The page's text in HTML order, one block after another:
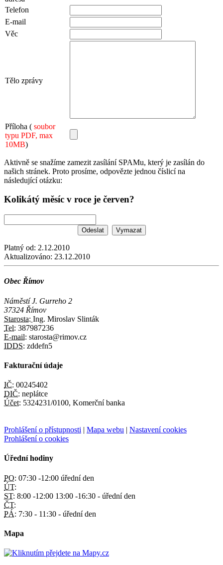
Telefon
E-mail
Věc
Tělo zprávy
Příloha ( soubor
typu PDF, max
10MB)
Aktivně se snažíme zamezit zasílání SPAMu, který je zasílán do
našich stránek. Proto prosíme, odpovězte jednou číslicí na
následující otázku:
Kolikátý měsíc v roce je červen?
Platný od: 2.12.2010
Aktualizováno: 23.12.2010
Obec Římov
Náměstí J. Gurreho 2
37324 Římov
Starosta: Ing. Miroslav Slinták
Tel: 387987236
E-mail: starosta@rimov.cz
IDDS: zddefn5
Fakturační údaje
IČ: 00245402
DIČ: neplátce
Účet: 5324231/0100, Komerční banka
Prohlášení o přístupnosti | Mapa webu | Nastavení cookies
Prohlášení o cookies
Úřední hodiny
PO: 07:30 -12:00 úřední den
ÚT:
ST: 8:00 -12:00 13:00 -16:30 - úřední den
ČT:
PÁ: 7:30 - 11:30 - úřední den
Mapa